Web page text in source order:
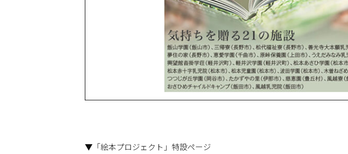
▼「絵本プロジェクト」特設ページ